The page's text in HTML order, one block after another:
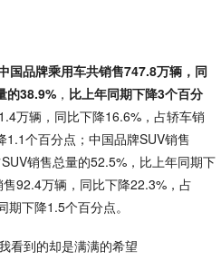
国品牌乘用车共销售747.8万辆，同
的38.9% ， 比上年同期下降3个百分
万辆，同比下降16.6%，占轿车销
个百分点；中国品牌SUV销售
销售总量的52.5%，比上年同期下
92.4万辆，同比下降22.3%，占
下降1.5个百分点。